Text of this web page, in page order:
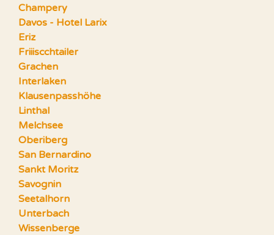
Champery
Davos - Hotel Larix
Eriz
Friiiscchtailer
Grachen
Interlaken
Klausenpasshöhe
Linthal
Melchsee
Oberiberg
San Bernardino
Sankt Moritz
Savognin
Seetalhorn
Unterbach
Wissenberge